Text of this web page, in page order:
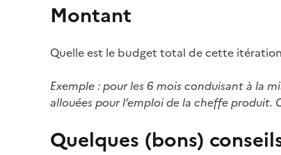
Montant
Quelle est le budget total de cette
Exemple : pour les 6 mois conduisant à la
allouées pour l’emploi de la cheffe
Quelques (bons)